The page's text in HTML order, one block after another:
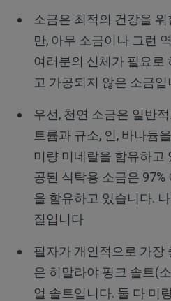
소금은 최적의 건강을
만, 아무 소금이나 그런
여러분의 신체가 필요로
고 가공되지 않은 소금
우선, 천연 소금은 일반
트륨과 규소, 인, 바나듐
미량 미네랄을 함유하고
공된 식탁용 소금은
을 함유하고 있습니다.
질입니다
필자가 개인적으로 가장
은 히말라야 핑크 솔트(
얼 솔트입니다. 둘 다 미